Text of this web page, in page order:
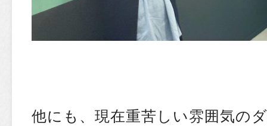
他にも、現在重苦しい雰囲気の